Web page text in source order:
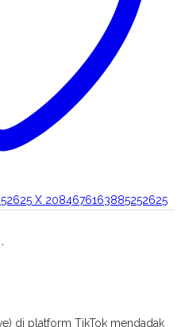
X 2084676163885252625
·
di platform TikTok mendadak